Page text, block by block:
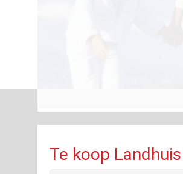
Te koop